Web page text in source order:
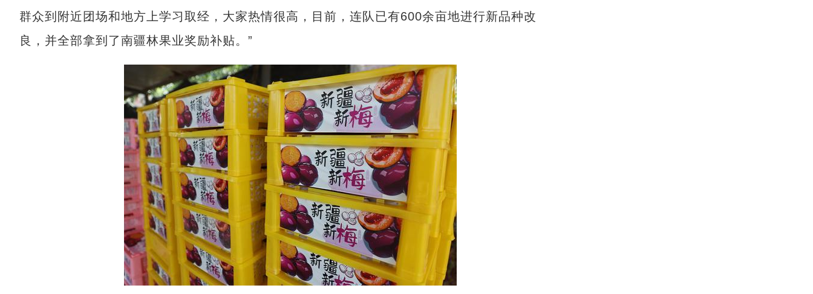
群众到附近团场和地方上学习取经，大家热情很高，目前，连队已有600余亩地进行新品种改
良，并全部拿到了南疆林果业奖励补贴。”